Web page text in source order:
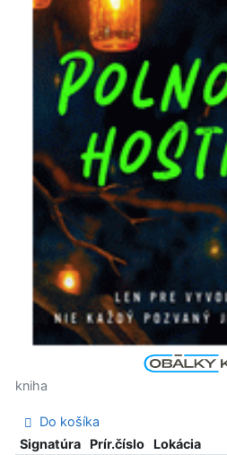
kniha
Do košíka
Signatúra
Prír.číslo Lokácia